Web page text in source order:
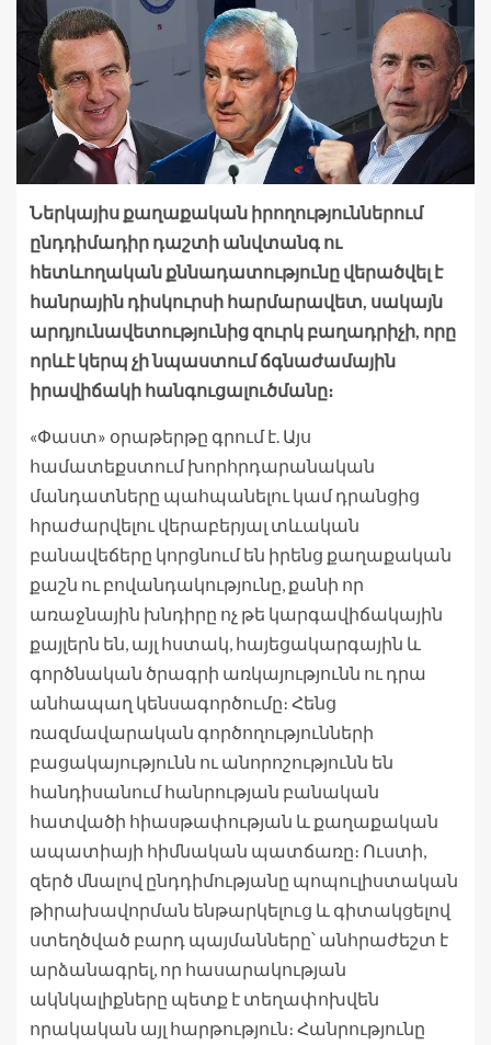
Ներկայիս քաղաքական իրողություններում
ընդդիմադիր դաշտի անվտանգ ու
հետևողական քննադատությունը վերածվել է
հանրային դիսկուրսի հարմարավետ, սակայն
արդյունավետությունից զուրկ բաղադրիչի, որը
որևէ կերպ չի նպաստում ճգնաժամային
իրավիճակի հանգուցալուծմանը։
«Փաստ» օրաթերթը գրում է. Այս
համատեքստում խորհրդարանական
մանդատները պահպանելու կամ դրանցից
հրաժարվելու վերաբերյալ տևական
բանավեճերը կորցնում են իրենց քաղաքական
քաշն ու բովանդակությունը, քանի որ
առաջնային խնդիրը ոչ թե կարգավիճակային
քայլերն են, այլ հստակ, հայեցակարգային և
գործնական ծրագրի առկայությունն ու դրա
անհապաղ կենսագործումը։ Հենց
ռազմավարական գործողությունների
բացակայությունն ու անորոշությունն են
հանդիսանում հանրության բանական
հատվածի հիասթափության և քաղաքական
ապատիայի հիմնական պատճառը։ Ուստի,
զերծ մնալով ընդդիմությանը պոպուլիստական
թիրախավորման ենթարկելուց և գիտակցելով
ստեղծված բարդ պայմանները՝ անհրաժեշտ է
արձանագրել, որ հասարակության
ակնկալիքները պետք է տեղափոխվեն
որակական այլ հարթություն։ Հանրությունը